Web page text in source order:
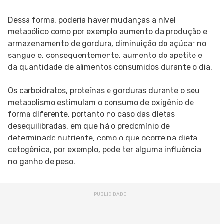
Dessa forma, poderia haver mudanças a nível
metabólico como por exemplo aumento da produção e
armazenamento de gordura, diminuição do açúcar no
sangue e, consequentemente, aumento do apetite e
da quantidade de alimentos consumidos durante o dia.
Os carboidratos, proteínas e gorduras durante o seu
metabolismo estimulam o consumo de oxigênio de
forma diferente, portanto no caso das dietas
desequilibradas, em que há o predomínio de
determinado nutriente, como o que ocorre na dieta
cetogênica, por exemplo, pode ter alguma influência
no ganho de peso.